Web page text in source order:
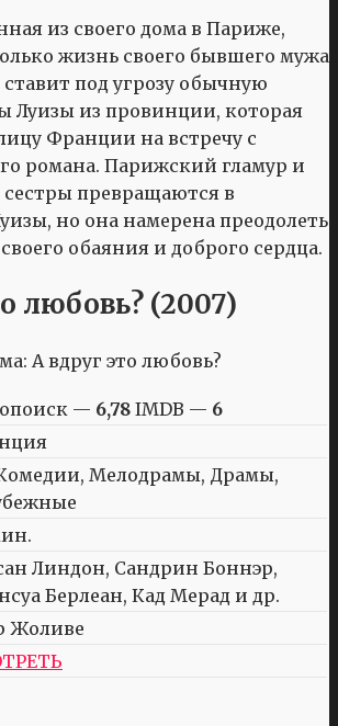
из своего дома в Париже,
жизнь своего бывшего мужа
под угрозу обычную
Луизы из провинции, которая
Франции на встречу с
романа. Парижский гламур и
сестры превращаются в
но она намерена преодолеть
обаяния и доброго сердца.
любовь? (2007)
— 6,78 IMDB — 6
Мелодрамы, Драмы,
Линдон, Сандрин Боннэр,
Берлеан, Кад Мерад и др.
Жоливе